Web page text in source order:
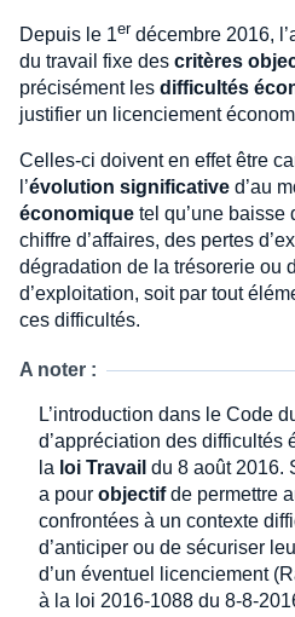
Depuis le 1er décembre 2016,
du travail fixe des critères
précisément les difficultés
justifier un licenciement
Celles-ci doivent en effet être
l’évolution significative d’au
économique tel qu’une baisse
chiffre d’affaires, des pertes
dégradation de la trésorerie ou
d’exploitation, soit par tout
ces difficultés.
A noter :
L’introduction dans le Code
d’appréciation des difficultés
la loi Travail du 8 août 2016.
a pour objectifde permettre
confrontées à un contexte
d’anticiper ou de sécuriser
d’un éventuel licenciement
à la loi 2016-1088 du 8-8-